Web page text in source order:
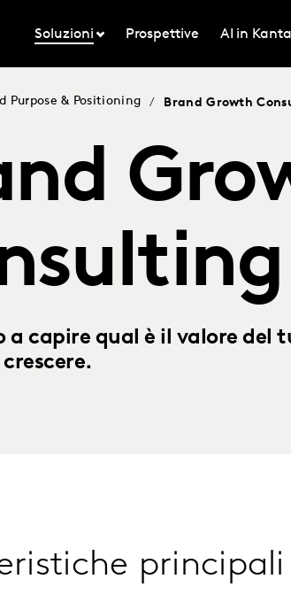
Soluzioni Prospettive AI in
Purpose & Positioning / Brand Growth
a capire qual è il valore del
principali